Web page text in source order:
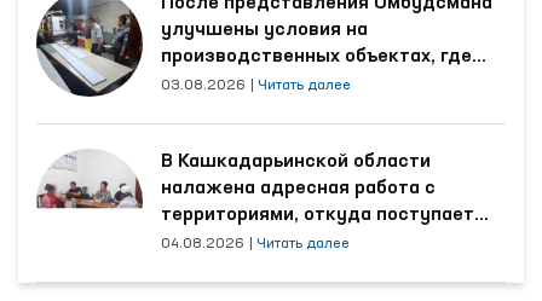
После представления Омбудсмана
улучшены условия на
производственных объектах, где
трудятся осуждённые
03.08.2026 Читать далее
В Кашкадарьинской области
налажена адресная работа с
территориями, откуда поступает